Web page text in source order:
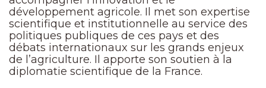
développement agricole. Il met son expertise
scientifique et institutionnelle au service des
politiques publiques de ces pays et des
débats internationaux sur les grands enjeux
de l’agriculture. Il apporte son soutien à la
diplomatie scientifique de la France.